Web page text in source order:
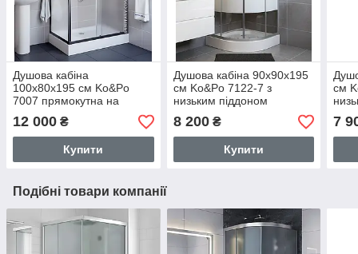
Душова кабіна
100х80х195 см Ko&Po
7007 прямокутна на
низькому піддоні розсувні
двері матове скло 5мм
12 000 ₴
Купити
Душова кабіна 90х90х195
см Ko&Po 7122-7 з
низьким піддоном
малюнком
8 200₴
Купити
см
7
Подібні товари компанії